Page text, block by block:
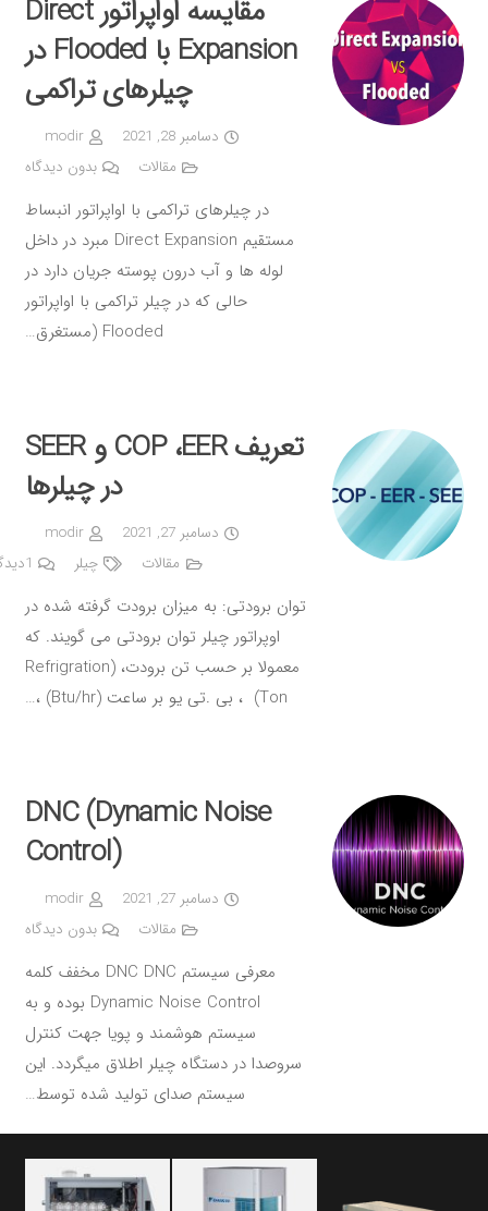
مقایسه اواپراتور Direct
Expansion با Flooded در
چیلرهای تراکمی
دسامبر 28, 2021
modir
مقالات
بدون دیدگاه
در چیلرهای تراکمی با اواپراتور انبساط
مستقیم Direct Expansion مبرد در داخل
لوله ها و آب درون پوسته جریان دارد در
حالی که در چیلر تراکمی با اواپراتور
Flooded (مستغرق…
تعریف COP ،EER و SEER
در چیلرها
دسامبر 27, 2021
modir
مقالات
چیلر 1
توان برودتی: به میزان برودت گرفته شده در
اوپراتور چیلر توان برودتی می گویند. که
معمولا بر حسب تن برودت، (Refrigration
Ton) ، بی .تی یو بر ساعت (Btu/hr) ،…
DNC (Dynamic Noise
Control)
دسامبر 27, 2021
modir
مقالات
بدون دیدگاه
معرفی سیستم DNC DNC مخفف کلمه
Dynamic Noise Control بوده و به
سیستم هوشمند و پویا جهت کنترل
سروصدا در دستگاه چیلر اطلاق میگردد. این
سیستم صدای تولید شده توسط…